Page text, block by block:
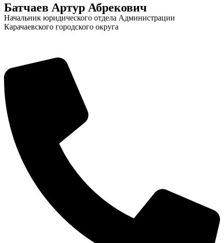
Батчаев Артур Абрекович
Начальник юридического отдела Администрации
Карачаевского городского округа